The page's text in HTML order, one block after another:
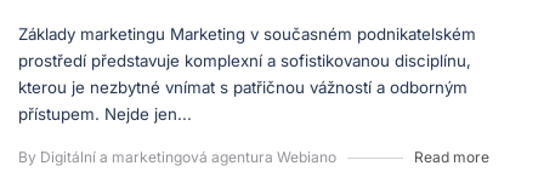
Základy marketingu Marketing v současném podnikatelském
prostředí představuje komplexní a sofistikovanou disciplínu,
kterou je nezbytné vnímat s patřičnou vážností a odborným
přístupem. Nejde jen...
By Digitální a marketingová agentura Webiano Read more